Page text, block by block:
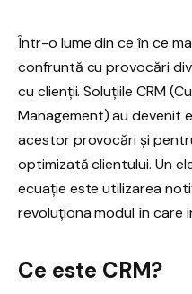
Într-o lume din ce în ce
confruntă cu provocări
cu clienții.Soluțiile CRM
Management) au devenit
acestor provocări și
optimizată clientului. Un
ecuație este utilizarea
revoluționa modul în care
Ce este CRM?